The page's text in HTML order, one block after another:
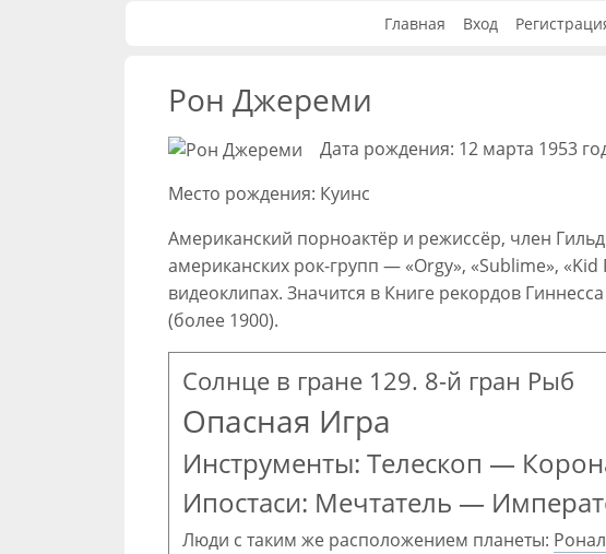
Главная Вход
Рон Джереми
Дата рождения: 12 марта 1953
Место рождения: Куинс
Американский порноактёр и режиссёр, член
американских рок-групп — «Orgy», «Sublime»,
видеоклипах. Значится в Книге рекордов
(более 1900).
Солнце в гране 129. 8-й гран Рыб
Опасная Игра
Инструменты: Телескоп —
Ипостаси: Мечтатель —
Люди с таким же расположением планеты: